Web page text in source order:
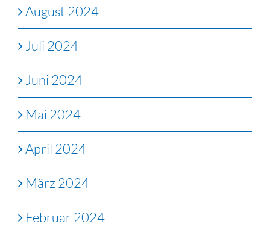
August 2024
Juli 2024
Juni 2024
Mai 2024
April 2024
März 2024
Februar 2024